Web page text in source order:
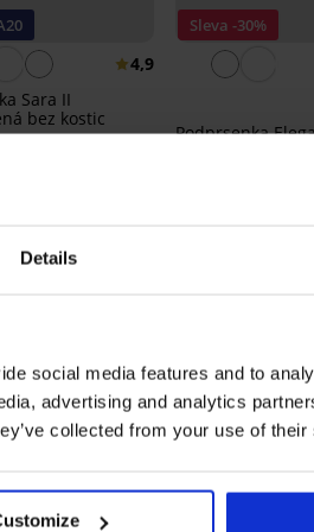
Details
social media features and to
advertising and analytics
collected from your use of
4,9
Sara II
bez kostic
Sleva -30%
Podprsenka
Hřejivý župan Leaf
4
2
0x
1
0x
Zakoupeno